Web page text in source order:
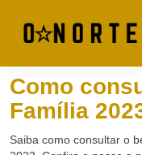
Como
Família
Saiba como consultar o